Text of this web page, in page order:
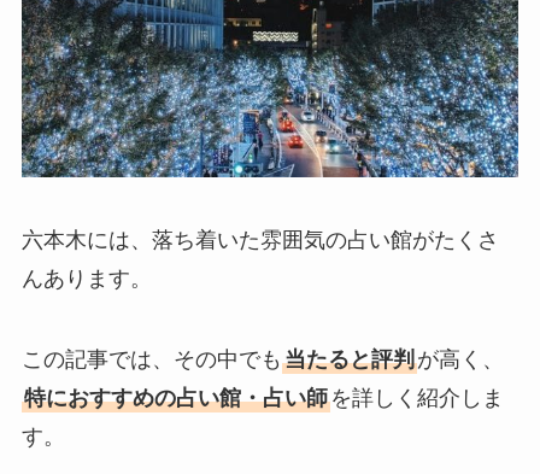
六本木には、落ち着いた雰囲気の占い館がたくさ
んあります。
この記事では、その中でも 当たると評判が高く、
特におすすめの占い館・占い師を詳しく紹介しま
す。